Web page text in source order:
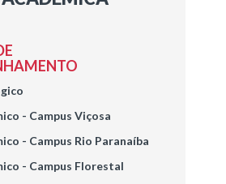
- Campus Viçosa
- Campus Rio Paranaíba
- Campus Florestal